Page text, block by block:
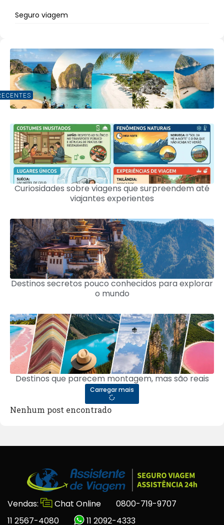
Seguro viagem
Curiosidades sobre viagens que surpreendem até
viajantes experientes
Destinos secretos pouco conhecidos para explorar
o mundo
Destinos que parecem montagem, mas são reais
Carregar mais
Nenhum post encontrado
Vendas: Chat Online
0800-719-9707
11 2567-4080
11 2092-4333